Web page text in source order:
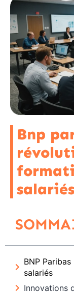
Bnp
salariés
BNP
salariés
Innovations